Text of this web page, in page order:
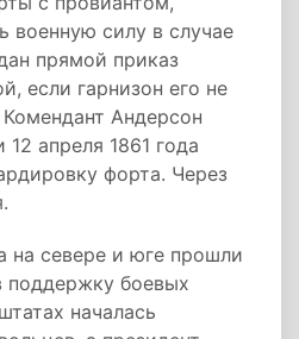
военную силу в случае
прямой приказ
если гарнизон его не
Андерсон
12 апреля 1861 года
форта. Через
на севере и юге прошли
поддержку боевых
началась